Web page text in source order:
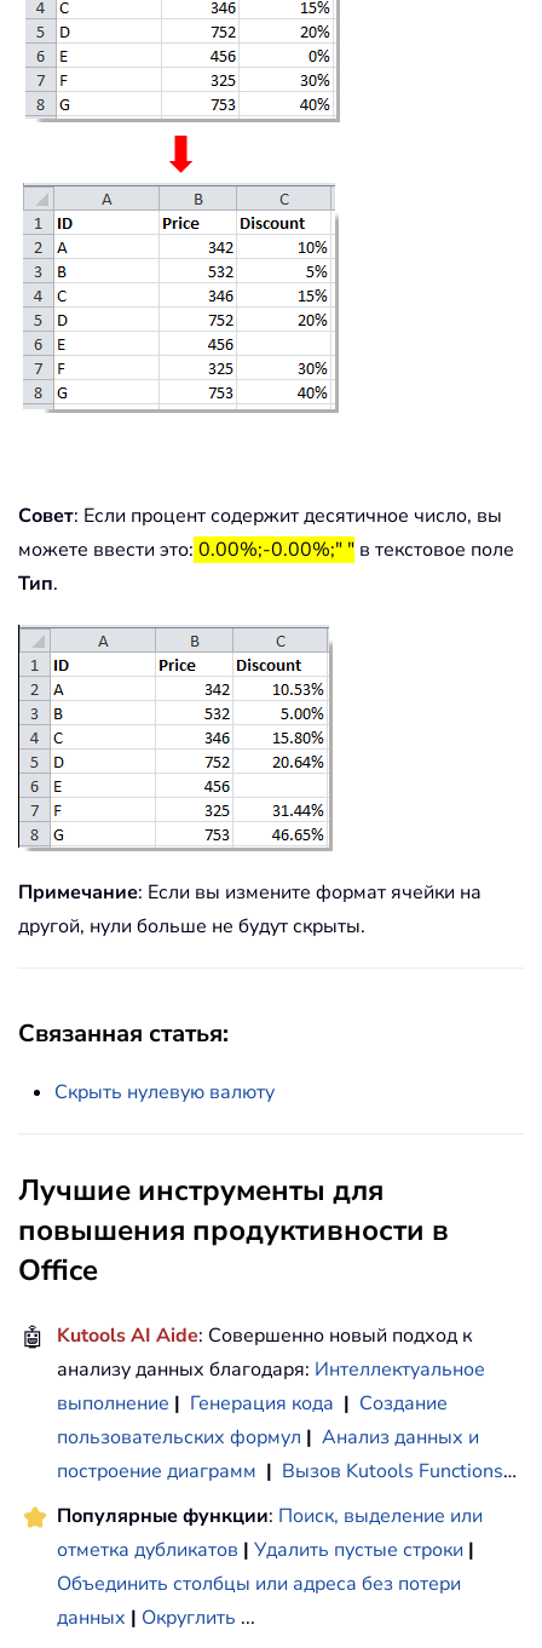
Совет: Если процент содержит десятичное число, вы
можете ввести это: 0.00%;-0.00%;" " в текстовое поле
Тип.
Примечание: Если вы измените формат ячейки на
другой, нули больше не будут скрыты.
Связанная статья:
Скрыть нулевую валюту
Лучшие инструменты для
повышения продуктивности в
Office
🤖 Kutools AI Aide: Совершенно новый подход к
анализу данных благодаря: Интеллектуальное
выполнение | Генерация кода | Создание
пользовательских формул | Анализ данных и
построение диаграмм | Вызов Kutools Functions…
Популярные функции: Поиск, выделение или
отметка дубликатов | Удалить пустые строки |
Объединить столбцы или адреса без потери
данных | Округлить ...